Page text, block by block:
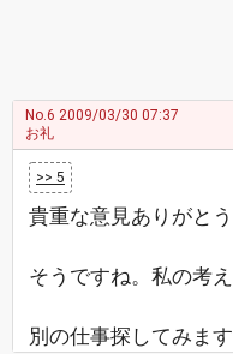
No.6 2009/03/30 07:37
お礼
>> 5
貴重な意見ありがと
そうですね。私の考
別の仕事探してみます